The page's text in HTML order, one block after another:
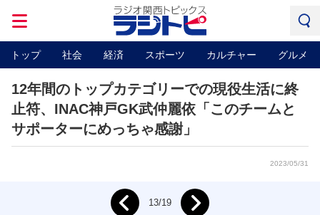
トップ 社会 経済 スポーツ カルチャー グルメ
12年間のトップカテゴリーでの現役生活に終
止符、INAC神戸GK武仲麗依「このチームと
サポーターにめっちゃ感謝」
2023/05/31
Prev 13/19 Next